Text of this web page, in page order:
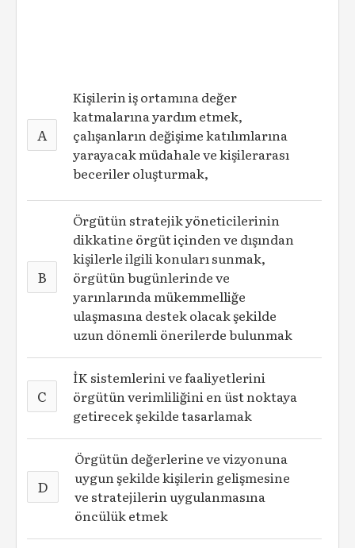
A
Kişilerin iş ortamına değer
katmalarına yardım etmek,
çalışanların değişime katılımlarına
yarayacak müdahale ve kişilerarası
beceriler oluşturmak,
B
Örgütün stratejik yöneticilerinin
dikkatine örgüt içinden ve dışından
kişilerle ilgili konuları sunmak,
örgütün bugünlerinde ve
yarınlarında mükemmelliğe
ulaşmasına destek olacak şekilde
uzun dönemli önerilerde bulunmak
C
İK sistemlerini ve faaliyetlerini
örgütün verimliliğini en üst noktaya
getirecek şekilde tasarlamak
D
Örgütün değerlerine ve vizyonuna
uygun şekilde kişilerin gelişmesine
ve stratejilerin uygulanmasına
öncülük etmek